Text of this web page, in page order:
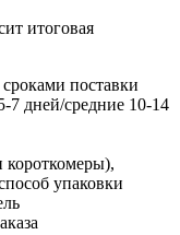
итоговая
поставки
7 дней/средние 10-14
короткомеры),
упаковки